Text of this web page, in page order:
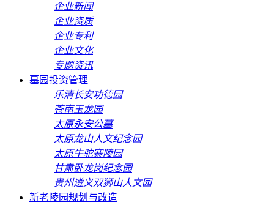
企业新闻
企业资质
企业专利
企业文化
专题资讯
墓园投资管理
乐清长安功德园
苍南玉龙园
太原永安公墓
太原龙山人文纪念园
太原牛驼寨陵园
甘肃卧龙岗纪念园
贵州遵义双狮山人文园
新老陵园规划与改造